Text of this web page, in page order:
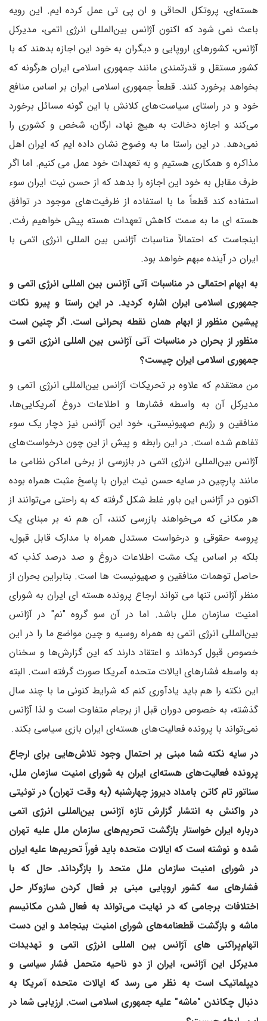
هسته‌ای، پروتکل الحاقی و ان پی تی عمل کرده ایم. این رویه
باعث نمی شود که اکنون آژانس بین‌المللی انرژی اتمی، مدیرکل
آژانس، کشورهای اروپایی و دیگران به خود این اجازه بدهند که با
کشور مستقل و قدرتمندی مانند جمهوری اسلامی ایران هرگونه که
بخواهد برخورد کنند. قطعاً جمهوری اسلامی ایران بر اساس منافع
خود و در راستای سیاست‌های کلانش با این گونه مسائل برخورد
می‌کند و اجازه دخالت به هیچ نهاد، ارگان، شخص و کشوری را
نمی‌دهد. در این راستا ما به وضوح نشان داده ایم که ایران اهل
مذاکره و همکاری هستیم و به تعهدات خود عمل می کنیم. اما اگر
طرف مقابل به خود این اجازه را بدهد که از حسن نیت ایران سوء
استفاده کند قطعاً ما با استفاده از ظرفیت‌های موجود در توافق
هسته ای ما به سمت کاهش تعهدات هسته پیش خواهیم رفت.
اینجاست که احتمالاً مناسبات آژانس بین المللی انرژی اتمی با
ایران در آینده مبهم خواهد بود.
به ابهام احتمالی در مناسبات آتی آژانس بین المللی انرژی اتمی و
جمهوری اسلامی ایران اشاره کردید. در این راستا و پیرو نکات
پیشین منظور از ابهام همان نقطه بحرانی است. اگر چنین است
منظور از بحران در مناسبات آتی آژانس بین المللی انرژی اتمی و
جمهوری اسلامی ایران چیست؟
من معتقدم که علاوه بر تحریکات آژانس بین‌المللی انرژی اتمی و
مدیرکل آن به واسطه فشارها و اطلاعات دروغ آمریکایی‌ها،
منافقین و رژیم صهیونیستی، خود این آژانس نیز دچار یک سوء
تفاهم شده است. در این رابطه و پیش از این چون درخواست‌های
آژانس بین‌المللی انرژی اتمی در بازرسی از برخی اماکن نظامی ما
مانند پارچین در سایه حسن نیت ایران با پاسخ مثبت همراه بوده
اکنون در آژانس این باور غلط شکل گرفته که به راحتی می‌توانند از
هر مکانی که می‌خواهند بازرسی کنند، آن هم نه بر مبنای یک
پروسه حقوقی و درخواست مستدل همراه با مدارک قابل قبول،
بلکه بر اساس یک مشت اطلاعات دروغ و صد درصد کذب که
حاصل توهمات منافقین و صهیونیست ها است. بنابراین بحران از
منظر آژانس تنها می تواند ارجاع پرونده هسته ای ایران به شورای
امنیت سازمان ملل باشد. اما در آن سو گروه "نم" در آژانس
بین‌المللی انرژی اتمی به همراه روسیه و چین مواضع ما را در این
خصوص قبول کرده‌اند و اعتقاد دارند که این گزارش‌ها و سخنان
به واسطه فشارهای ایالات متحده آمریکا صورت گرفته است. البته
این نکته را هم باید یادآوری کنم که شرایط کنونی ما با چند سال
گذشته، به خصوص دوران قبل از برجام متفاوت است و لذا آژانس
نمی‌تواند با پرونده فعالیت‌های هسته‌ای ایران بازی سیاسی بکند.
در سایه نکته شما مبنی بر احتمال وجود تلاش‌هایی برای ارجاع
پرونده فعالیت‌های هسته‌ای ایران به شورای امنیت سازمان ملل،
سناتور تام کاتن بامداد دیروز چهارشنبه (به وقت تهران) در توئیتی
در واکنش به انتشار گزارش تازه آژانس بین‌المللی انرژی اتمی
درباره ایران خواستار بازگشت تحریم‌های سازمان ملل علیه تهران
شده و نوشته است که ایالات متحده باید فوراً تحریم‌ها علیه ایران
در شورای امنیت سازمان ملل متحد را بازگرداند. حال که با
فشارهای سه کشور اروپایی مبنی بر فعال کردن سازوکار حل
اختلافات برجامی که در نهایت می‌تواند به فعال شدن مکانیسم
ماشه و بازگشت قطعنامه‌های شورای امنیت بینجامد و این دست
اتهام‌پراکنی های آژانس بین المللی انرژی اتمی و تهدیدات
مدیرکل این آژانس، ایران از دو ناحیه متحمل فشار سیاسی و
دیپلماتیک است به نظر می رسد که ایالات متحده آمریکا به
دنبال چکاندن "ماشه" علیه جمهوری اسلامی است. ارزیابی شما در